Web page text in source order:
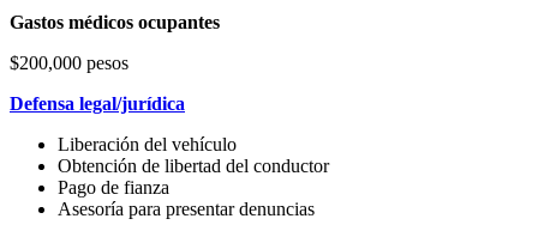
Gastos médicos ocupantes
$200,000 pesos
Defensa legal/jurídica
Liberación del vehículo
Obtención de libertad del conductor
Pago de fianza
Asesoría para presentar denuncias